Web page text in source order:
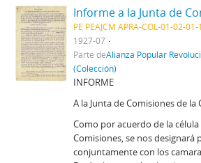
PE PEAJCM APRA-COL-01-02-
1927-07
Parte deAlianza Popular
(Colección)
INFORME
A la Junta de Comisiones de la
Como por acuerdo de la
Comisiones, se nos designará
conjuntamente con los